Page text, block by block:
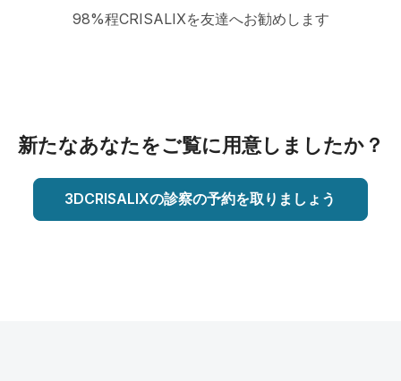
98%程CRISALIXを友達へお勧めします
新たなあなたをご覧に用意しましたか？
3DCRISALIXの診察の予約を取りましょう